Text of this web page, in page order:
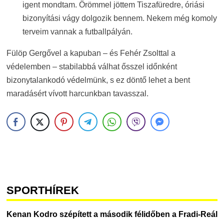
igent mondtam. Örömmel jöttem Tiszafüredre, óriási
bizonyítási vágy dolgozik bennem. Nekem még komoly
terveim vannak a futballpályán.
Fülöp Gergővel a kapuban – és Fehér Zsolttal a
védelemben – stabilabbá válhat ősszel időnként
bizonytalankodó védelmünk, s ez döntő lehet a bent
maradásért vívott harcunkban tavasszal.
SPORTHÍREK
Kenan Kodro szépített a második félidőben a Fradi-Reál